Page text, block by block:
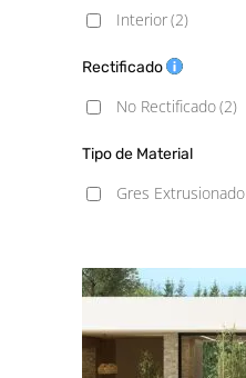
Interior(2)
Rectificado
No Rectificado(2)
Tipo de Material
Gres Extrusionado